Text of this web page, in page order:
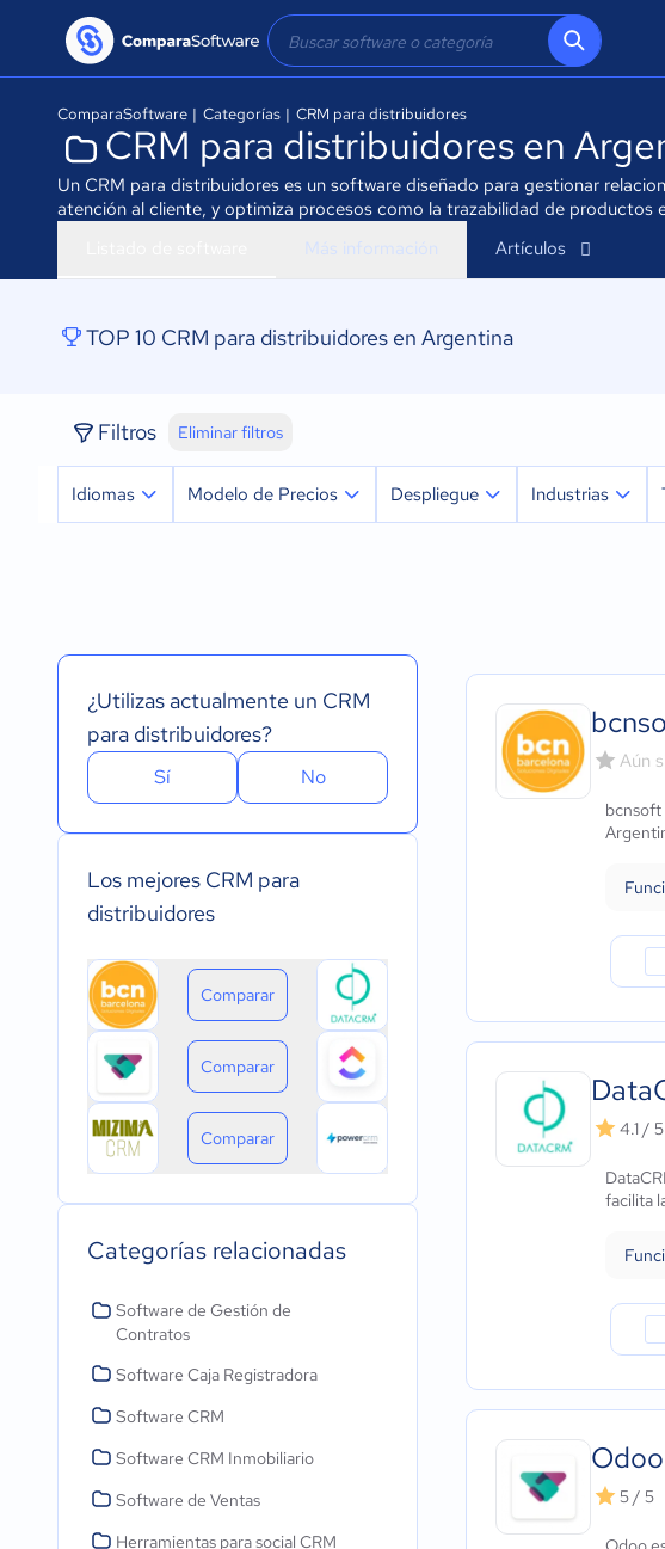
ComparaSoftware | Categorías | CRM para distribuidores
CRM para distribuidores en
Un CRM para distribuidores es un software diseñado para gestionar
atención al cliente, y optimiza procesos como la trazabilidad de productos
Más información Artículos
TOP 10 CRM para distribuidores en Argentina
Filtros Eliminar filtros
Idiomas Modelo de Precios
Pago de única vez
Despliegue
Dispositivo móvil - iOS Nativo
Dispositivo móvil - Android Nativo
Industrias
Seguros
Legales
Farmacéutica
Bienes raíces
Minorista
Software / TI
Gobierno
Marketing y
Automotriz
Comercio
Ventas y
Tecnología
Recursos
Aeroespacial y
Moda y textiles
¿Utilizas actualmente un CRM
para distribuidores?
Sí No
Los mejores CRM para
distribuidores
Comparar
Comparar
Comparar
Categorías relacionadas
Software de Gestión de
Contratos
Software Caja Registradora
Software CRM
Software CRM Inmobiliario
Software de Ventas
Herramientas para social CRM
Aún
bcnsoft
4.1 / 5
facilita
5 / 5